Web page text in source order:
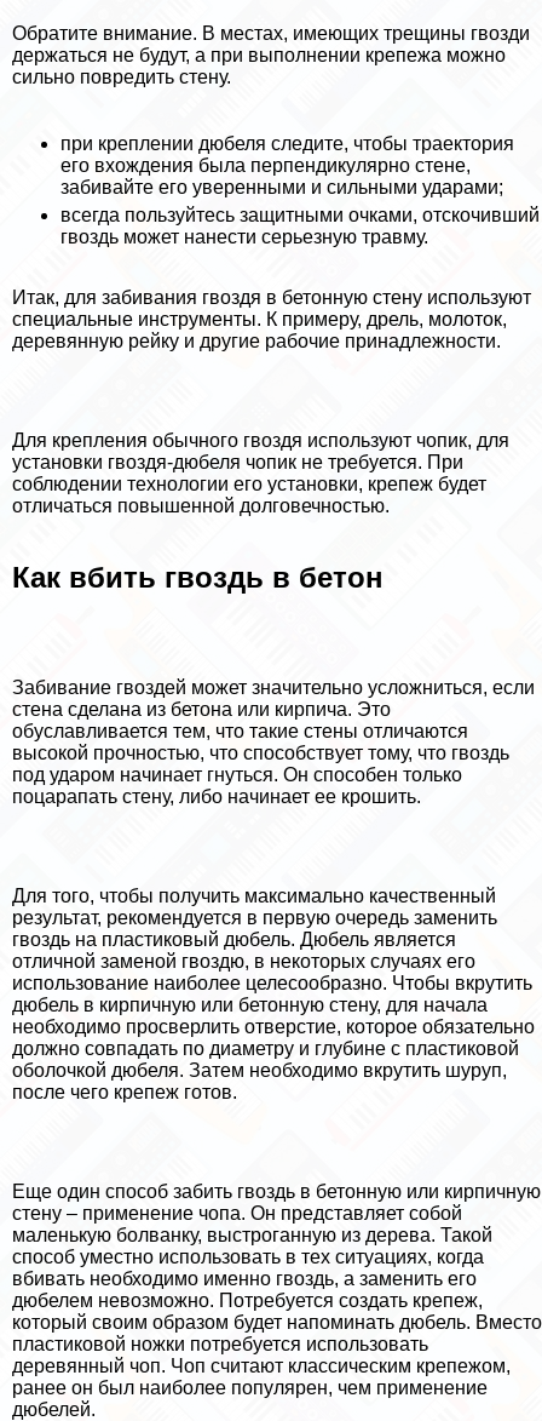
Обратите внимание. В местах, имеющих трещины гвозди
держаться не будут, а при выполнении крепежа можно
сильно повредить стену.
при креплении дюбеля следите, чтобы траектория
его вхождения была перпендикулярно стене,
забивайте его уверенными и сильными ударами;
всегда пользуйтесь защитными очками, отскочивший
гвоздь может нанести серьезную травму.
Итак, для забивания гвоздя в бетонную стену используют
специальные инструменты. К примеру, дрель, молоток,
деревянную рейку и другие рабочие принадлежности.
Для крепления обычного гвоздя используют чопик, для
установки гвоздя-дюбеля чопик не требуется. При
соблюдении технологии его установки, крепеж будет
отличаться повышенной долговечностью.
Как вбить гвоздь в бетон
Забивание гвоздей может значительно усложниться, если
стена сделана из бетона или кирпича. Это
обуславливается тем, что такие стены отличаются
высокой прочностью, что способствует тому, что гвоздь
под ударом начинает гнуться. Он способен только
поцарапать стену, либо начинает ее крошить.
Для того, чтобы получить максимально качественный
результат, рекомендуется в первую очередь заменить
гвоздь на пластиковый дюбель. Дюбель является
отличной заменой гвоздю, в некоторых случаях его
использование наиболее целесообразно. Чтобы вкрутить
дюбель в кирпичную или бетонную стену, для начала
необходимо просверлить отверстие, которое обязательно
должно совпадать по диаметру и глубине с пластиковой
оболочкой дюбеля. Затем необходимо вкрутить шуруп,
после чего крепеж готов.
Еще один способ забить гвоздь в бетонную или кирпичную
стену – применение чопа. Он представляет собой
маленькую болванку, выстроганную из дерева. Такой
способ уместно использовать в тех ситуациях, когда
вбивать необходимо именно гвоздь, а заменить его
дюбелем невозможно. Потребуется создать крепеж,
который своим образом будет напоминать дюбель. Вместо
пластиковой ножки потребуется использовать
деревянный чоп. Чоп считают классическим крепежом,
ранее он был наиболее популярен, чем применение
дюбелей.